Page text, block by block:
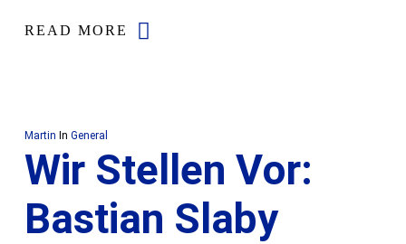
READ MORE
Martin In General
Wir Stellen Vor:
Bastian Slaby